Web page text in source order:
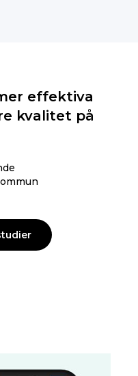
effektiva
kvalitet på